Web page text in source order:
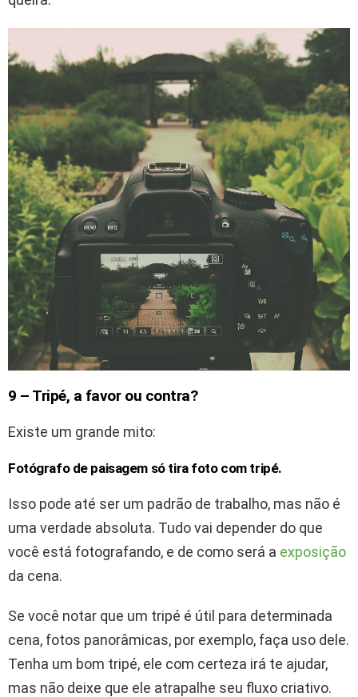
9 – Tripé, a favor ou contra?
Existe um grande mito:
Fotógrafo de paisagem só tira foto com tripé.
Isso pode até ser um padrão de trabalho, mas não é
uma verdade absoluta. Tudo vai depender do que
você está fotografando, e de como será a exposição
da cena.
Se você notar que um tripé é útil para determinada
cena, fotos panorâmicas, por exemplo, faça uso dele.
Tenha um bom tripé, ele com certeza irá te ajudar,
mas não deixe que ele atrapalhe seu fluxo criativo.